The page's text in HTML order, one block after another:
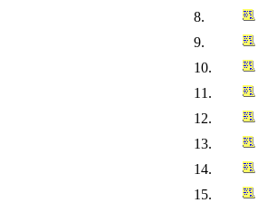
8.
9.
10.
11.
12.
13.
14.
15.